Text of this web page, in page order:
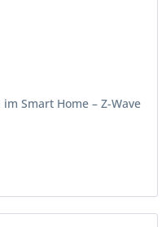
Smart Home – Z-Wave